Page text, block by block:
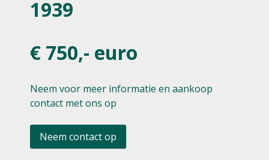
1939
€ 750,- euro
Neem voor meer informatie en aankoop
contact met ons op
Neem contact op